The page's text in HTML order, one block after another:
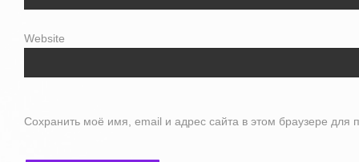
Website
Сохранить моё имя, email и адрес сайта в этом браузере